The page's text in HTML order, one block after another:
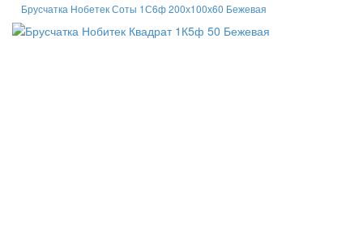
Брусчатка Нобетек Соты 1С6ф 200х100х60 Бежевая